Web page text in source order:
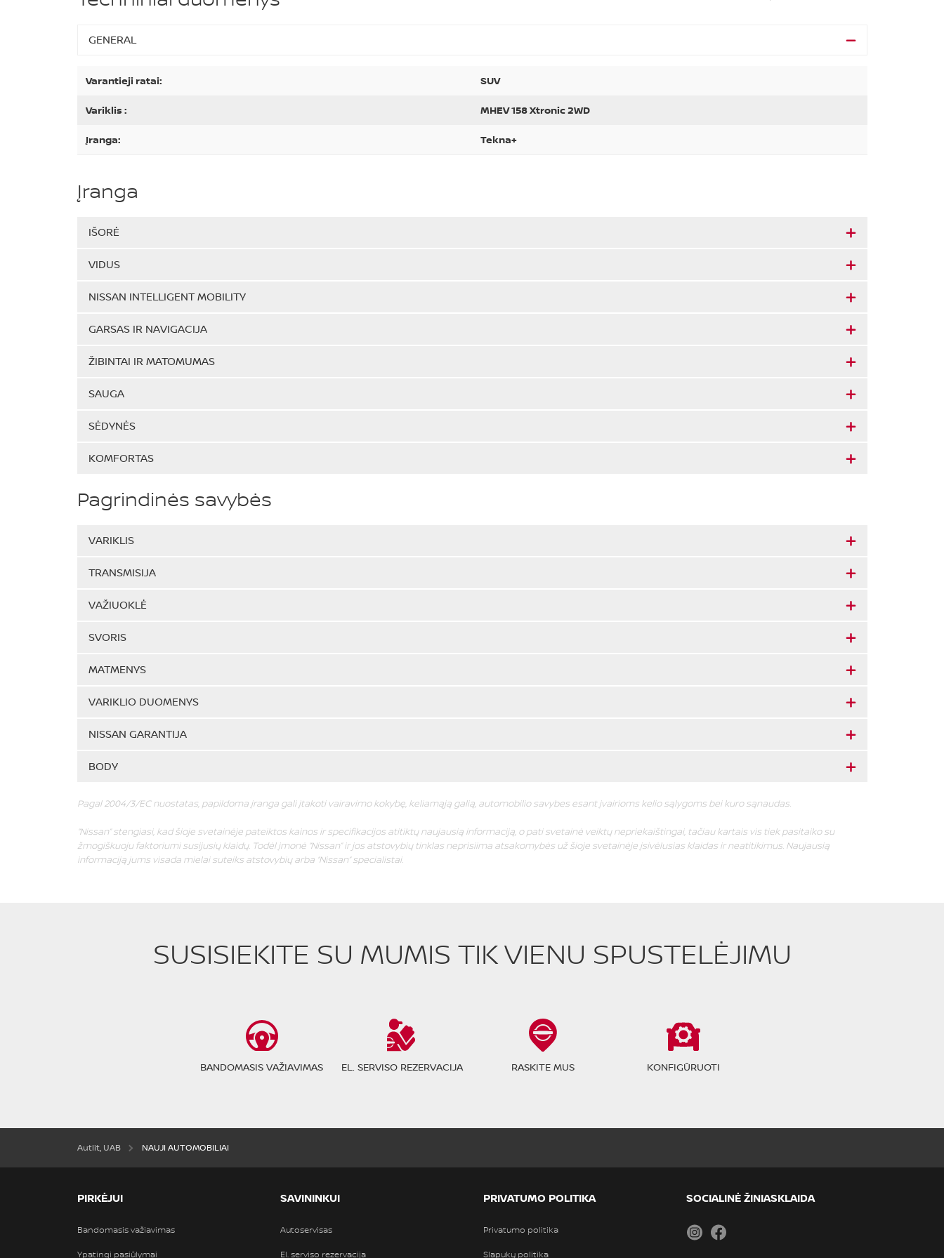
GENERAL
Varantieji ratai: SUV
Variklis : MHEV 158 Xtronic 2WD
Įranga: Tekna+
Įranga
IŠORĖ
VIDUS
NISSAN INTELLIGENT MOBILITY
GARSAS IR NAVIGACIJA
ŽIBINTAI IR MATOMUMAS
SAUGA
SĖDYNĖS
KOMFORTAS
Pagrindinės savybės
VARIKLIS
TRANSMISIJA
VAŽIUOKLĖ
SVORIS
MATMENYS
VARIKLIO DUOMENYS
NISSAN GARANTIJA
BODY
Pagal 2004/3/EC nuostatas, papildoma įranga gali įtakoti vairavimo kokybę, keliamąją galią, automobilio savybes esant įvairioms kelio sąlygoms bei kuro sąnaudas.
“Nissan” stengiasi, kad šioje svetainėje pateiktos kainos ir specifikacijos atitiktų naujausią informaciją, o pati svetainė veiktų nepriekaištingai, tačiau kartais vis tiek pasitaiko su
žmogiškuoju faktoriumi susijusių klaidų. Todėl įmonė “Nissan” ir jos atstovybių tinklas neprisiima atsakomybės už šioje svetainėje įsivėlusias klaidas ir neatitikimus. Naujausią
informaciją jums visada mielai suteiks atstovybių arba “Nissan” specialistai.
SUSISIEKITE SU MUMIS TIK VIENU SPUSTELĖJIMU
BANDOMASIS VAŽIAVIMAS EL. SERVISO REZERVACIJA RASKITE MUS KONFIGŪRUOTI
Autlit, UAB NAUJI AUTOMOBILIAI
PIRKĖJUI
Bandomasis važiavimas
Ypatingi pasiūlymai
SAVININKUI
Autoservisas
El. serviso rezervacija
PRIVATUMO POLITIKA
Privatumo politika
Slapukų politika
SOCIALINĖ ŽINIASKLAIDA
Instagram